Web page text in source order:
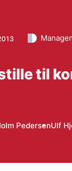
til
PedersenUlf